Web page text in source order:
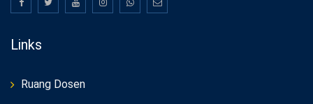
Links
Ruang Dosen